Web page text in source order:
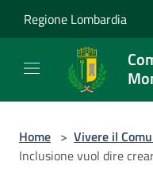
Regione Lombardia
Home > Vivere il
Inclusione vuol dire